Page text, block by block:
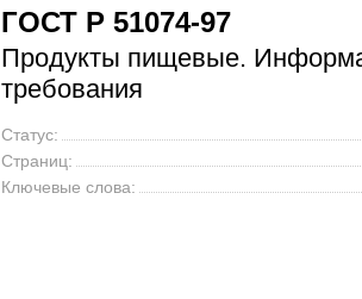
ГОСТ Р 51074-97
Продукты пищевые.
требования
Статус:
Страниц:
Ключевые слова: